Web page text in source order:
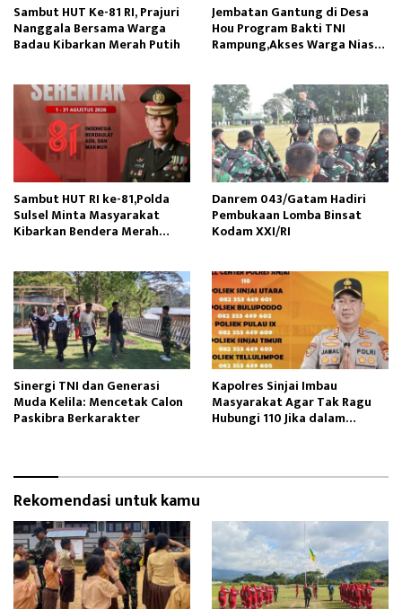
Sambut HUT Ke-81 RI, Prajuri
Nanggala Bersama Warga
Badau Kibarkan Merah Putih
Jembatan Gantung di Desa
Hou Program Bakti TNI
Rampung,Akses Warga Nias
Sambut HUT RI ke-81,Polda
Sulsel Minta Masyarakat
Kibarkan Bendera Merah
Danrem 043/Gatam Hadiri
Pembukaan Lomba Binsat
Kodam XXI/RI
Sinergi TNI dan Generasi
Muda Kelila: Mencetak Calon
Paskibra Berkarakter
Kapolres Sinjai Imbau
Masyarakat Agar Tak Ragu
Hubungi 110 Jika dalam
Rekomendasi untuk kamu